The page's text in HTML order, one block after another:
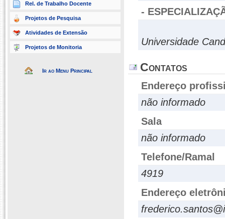
Rel. de Trabalho Docente
Projetos de Pesquisa
Atividades de Extensão
Projetos de Monitoria
Ir ao Menu Principal
-
Universidade
Contatos
Endereço
não informado
Sala
não informado
Telefone/Ramal
4919
Endereço